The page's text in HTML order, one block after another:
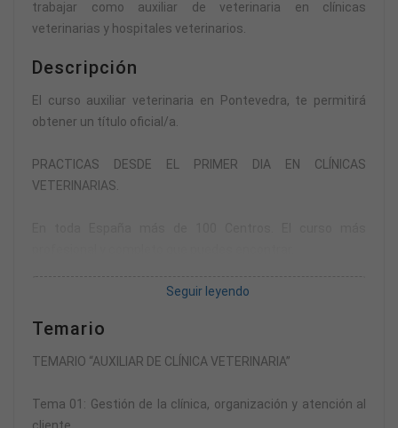
trabajar como auxiliar de veterinaria en clínicas
veterinarias y hospitales veterinarios.
Descripción
El curso auxiliar veterinaria en Pontevedra, te permitirá
obtener un título oficial/a.
PRACTICAS DESDE EL PRIMER DIA EN CLÍNICAS
VETERINARIAS.
Creemos en la atención personalizada y queremos
posibilidades que tú precisas saber.
Te proporcionamos el centro más cercano a tu domicilio o
Seguir leyendo
Temario
TEMARIO “AUXILIAR DE CLÍNICA VETERINARIA”
Tema 01: Gestión de la clínica, organización y atención al